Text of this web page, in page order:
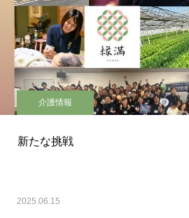
介護情報
新たな挑戦
2025.06.15